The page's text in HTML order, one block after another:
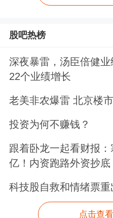
股吧热榜
深夜暴雷，汤臣倍健业
22个业绩增长
老美非农爆雷 北京楼
投资为何不赚钱？
跟着卧龙一起看财报
亿！内资跑路外资抄
科技股自救和情绪票重
点击查